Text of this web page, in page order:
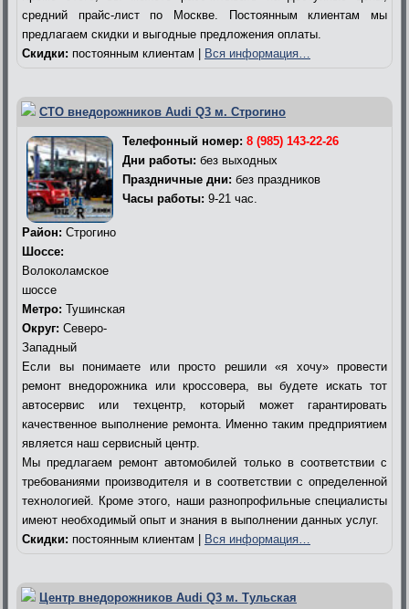
средний прайс-лист по Москве. Постоянным клиентам мы
предлагаем скидки и выгодные предложения оплаты.
Скидки: постоянным клиентам | Вся информация…
СТО внедорожников Audi Q3 м. Строгино
Телефонный номер: 8 (985) 143-22-26
Дни работы: без выходных
Праздничные дни: без праздников
Часы работы: 9-21 час.
Район: Строгино
Шоссе:
Волоколамское
шоссе
Метро: Тушинская
Округ: Северо-
Западный
Если вы понимаете или просто решили «я хочу» провести
ремонт внедорожника или кроссовера, вы будете искать тот
автосервис или техцентр, который может гарантировать
качественное выполнение ремонта. Именно таким предприятием
является наш сервисный центр.
Мы предлагаем ремонт автомобилей только в соответствии с
требованиями производителя и в соответствии с определенной
технологией. Кроме этого, наши разнопрофильные специалисты
имеют необходимый опыт и знания в выполнении данных услуг.
Скидки: постоянным клиентам | Вся информация…
Центр внедорожников Audi Q3 м. Тульская